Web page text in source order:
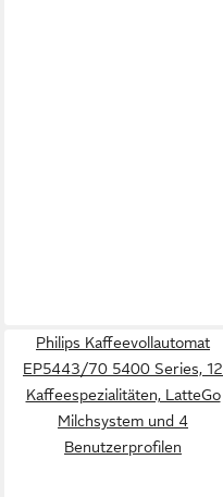
Philips Kaffeevollautomat
EP5443/70 5400 Series, 12
Kaffeespezialitäten, LatteGo
Milchsystem und 4
Benutzerprofilen